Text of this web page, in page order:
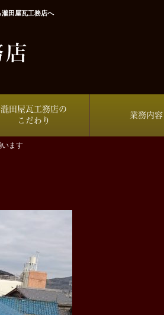
田屋瓦工務店へ
瀧田屋瓦工務店の
こだわり
業務内容
います